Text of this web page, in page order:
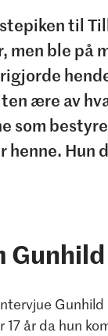
til
men ble
ære av
som
Hun
år da hun